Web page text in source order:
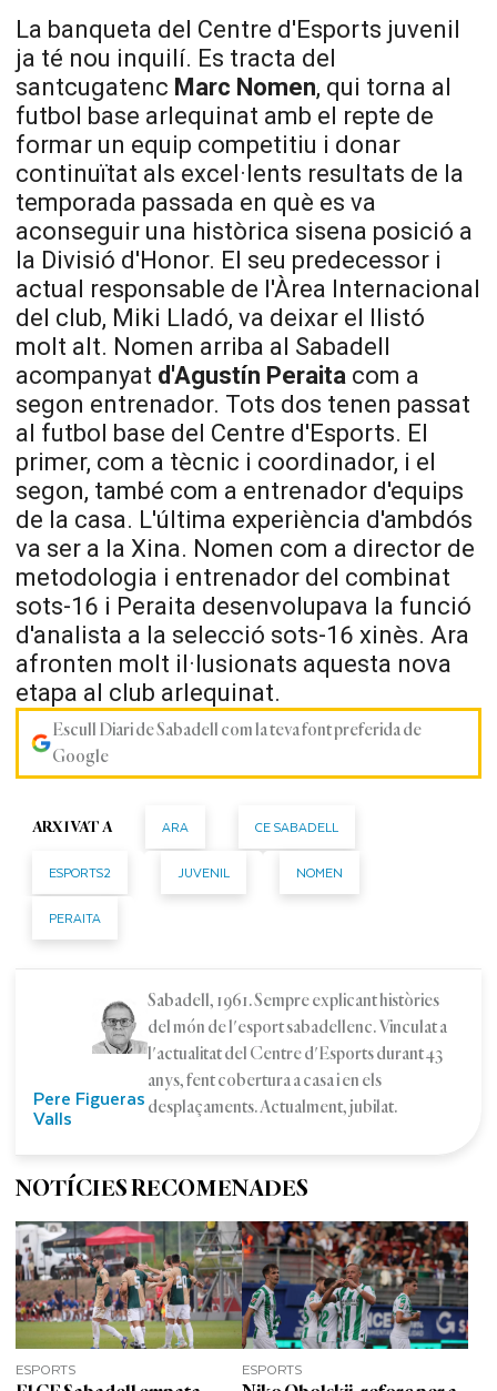
La banqueta del Centre d'Esports juvenil
ja té nou inquilí. Es tracta del
santcugatenc Marc Nomen, qui torna al
futbol base arlequinat amb el repte de
formar un equip competitiu i donar
continuïtat als excel·lents resultats de la
temporada passada en què es va
aconseguir una històrica sisena posició a
la Divisió d'Honor. El seu predecessor i
actual responsable de l'Àrea Internacional
del club, Miki Lladó, va deixar el llistó
molt alt. Nomen arriba al Sabadell
acompanyat d'Agustín Peraita com a
segon entrenador. Tots dos tenen passat
al futbol base del Centre d'Esports. El
primer, com a tècnic i coordinador, i el
segon, també com a entrenador d'equips
de la casa. L'última experiència d'ambdós
va ser a la Xina. Nomen com a director de
metodologia i entrenador del combinat
sots-16 i Peraita desenvolupava la funció
d'analista a la selecció sots-16 xinès. Ara
afronten molt il·lusionats aquesta nova
etapa al club arlequinat.
Escull Diari de Sabadell com la teva font preferida de
Google
ARXIVAT A ARA CE SABADELL
ESPORTS2 JUVENIL NOMEN
PERAITA
Pere Figueras
Valls
Sabadell, 1961. Sempre explicant històries
del món de l'esport sabadellenc. Vinculat a
l'actualitat del Centre d'Esports durant 43
anys, fent cobertura a casa i en els
desplaçaments. Actualment, jubilat.
NOTÍCIES RECOMENADES
ESPORTS ESPORTS